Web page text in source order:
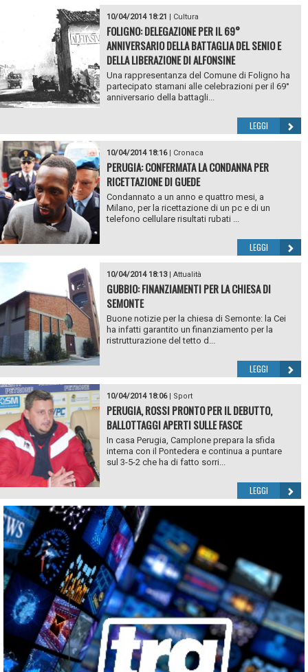
10/04/2014 18:21 | Cultura
FOLIGNO: DELEGAZIONE PER IL 69°
ANNIVERSARIO DELLA BATTAGLIA DEL SENIO E
DELLA LIBERAZIONE DI ALFONSINE
Una rappresentanza del Comune di Foligno ha
partecipato stamani alle celebrazioni per il 69°
anniversario della battagli...
LEGGI
10/04/2014 18:16| Cronaca
PERUGIA: CONFERMATA LA CONDANNA PER
RICETTAZIONE DI GUEDE
Condannato a un anno e quattro mesi, a
Milano, per la ricettazione di un pc e di un
telefono cellulare risultati rubati ...
LEGGI
10/04/2014 18:13| Attualità
GUBBIO: FINANZIAMENTI PER LA CHIESA DI
SEMONTE
Buone notizie per la chiesa di Semonte: la Cei
ha infatti garantito un finanziamento per la
ristrutturazione del tetto d...
LEGGI
10/04/2014 18:06| Sport
PERUGIA, ROSSI PRONTO PER IL DEBUTTO,
BALLOTTAGGI APERTI SULLE FASCE
In casa Perugia, Camplone prepara la sfida
interna con il Pontedera e continua a puntare
sul 3-5-2 che ha di fatto sorri...
LEGGI